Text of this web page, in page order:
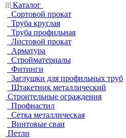
Каталог
Сортовой прокат
Труба круглая
Труба профильная
Листовой прокат
Арматура
Стройматериалы
Фитинги
Заглушки для профильных труб
Штакетник металлический
Строительные ограждения
Профнастил
Сетка металлическая
Винтовые сваи
Петли